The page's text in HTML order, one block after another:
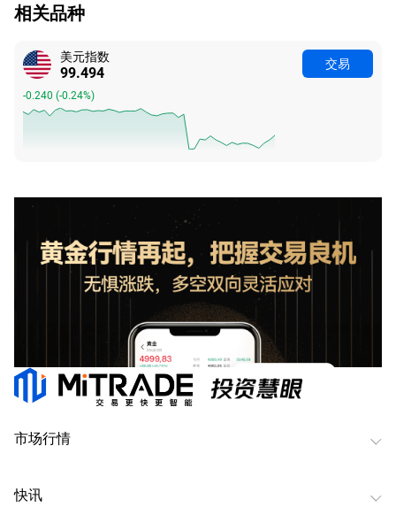
相关品种
美元指数
99.494
-0.240 (-0.24%)
交易
市场行情
快讯